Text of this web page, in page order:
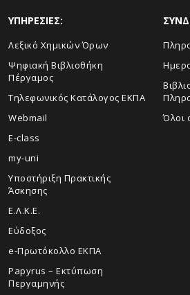
ΥΠΗΡΕΣΙΕΣ:
Λεξικό Χημικών Όρων
Ψηφιακή Βιβλιοθήκη
Πέργαμος
Τηλεφωνικός Κατάλογος ΕΚΠΑ
Webmail
E-class
my-uni
Υποστήριξη Πρακτικής
Άσκησης
Ε.Λ.Κ.Ε.
Εύδοξος
e-Πρωτόκολλο ΕΚΠΑ
Papyrus – Εκτύπωση
Περγαμηνής
Όλοι